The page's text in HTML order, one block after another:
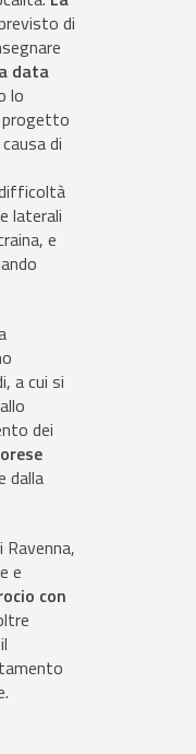
di
data
lo
progetto
di
laterali
e
a cui si
dei
dalla
Ravenna,
e
con